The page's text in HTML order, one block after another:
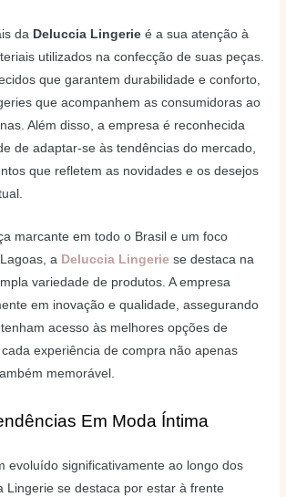
da Deluccia Lingerie é a sua atenção à
utilizados na confecção de suas peças.
que garantem durabilidade e conforto,
que acompanhem as consumidoras ao
Além disso, a empresa é reconhecida
de adaptar-se às tendências do mercado,
que refletem as novidades e os desejos
marcante em todo o Brasil e um foco
a Deluccia Lingerie se destaca na
variedade de produtos. A empresa
em inovação e qualidade, assegurando
acesso às melhores opções de
experiência de compra não apenas
memorável.
Em Moda Íntima
evoluído significativamente ao longo dos
Lingerie se destaca por estar à frente